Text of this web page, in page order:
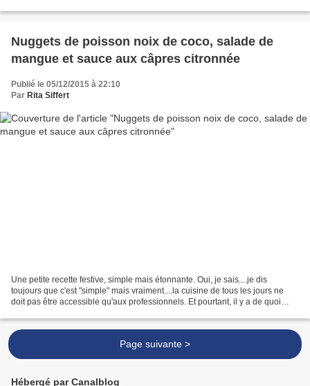
Nuggets de poisson noix de coco, salade de
mangue et sauce aux câpres citronnée
Publié le 05/12/2015 à 22:10
Par Rita Siffert
Une petite recette festive, simple mais étonnante. Oui, je sais....je dis
toujours que c'est "simple" mais vraiment....la cuisine de tous les jours ne
doit pas être accessible qu'aux professionnels. Et pourtant, il y a de quoi
Page suivante >
Hébergé par Canalblog